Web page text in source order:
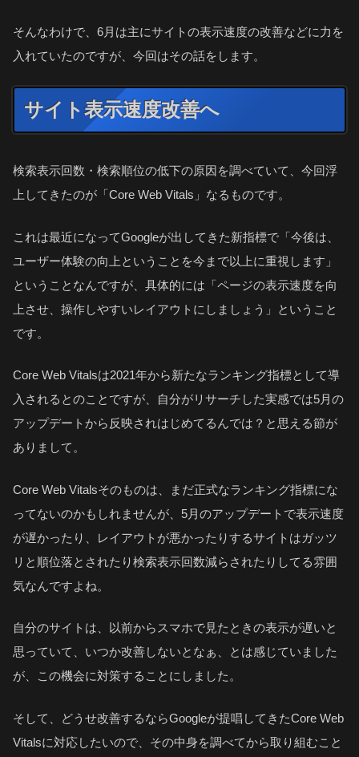
そんなわけで、6月は主にサイトの表示速度の改善などに力を
入れていたのですが、今回はその話をします。
サイト表示速度改善へ
検索表示回数・検索順位の低下の原因を調べていて、今回浮
上してきたのが「Core Web Vitals」なるものです。
これは最近になってGoogleが出してきた新指標で「今後は、
ユーザー体験の向上ということを今まで以上に重視します」
ということなんですが、具体的には「ページの表示速度を向
上させ、操作しやすいレイアウトにしましょう」ということ
です。
Core Web Vitalsは2021年から新たなランキング指標として導
入されるとのことですが、自分がリサーチした実感では5月の
アップデートから反映されはじめてるんでは？と思える節が
ありまして。
Core Web Vitalsそのものは、まだ正式なランキング指標にな
ってないのかもしれませんが、5月のアップデートで表示速度
が遅かったり、レイアウトが悪かったりするサイトはガッツ
リと順位落とされたり検索表示回数減らされたりしてる雰囲
気なんですよね。
自分のサイトは、以前からスマホで見たときの表示が遅いと
思っていて、いつか改善しないとなぁ、とは感じていました
が、この機会に対策することにしました。
そして、どうせ改善するならGoogleが提唱してきたCore Web
Vitalsに対応したいので、その中身を調べてから取り組むこと